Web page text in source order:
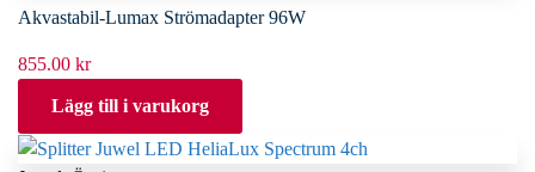
Akvastabil-Lumax Strömadapter 96W
855.00 kr
Lägg till i varukorg